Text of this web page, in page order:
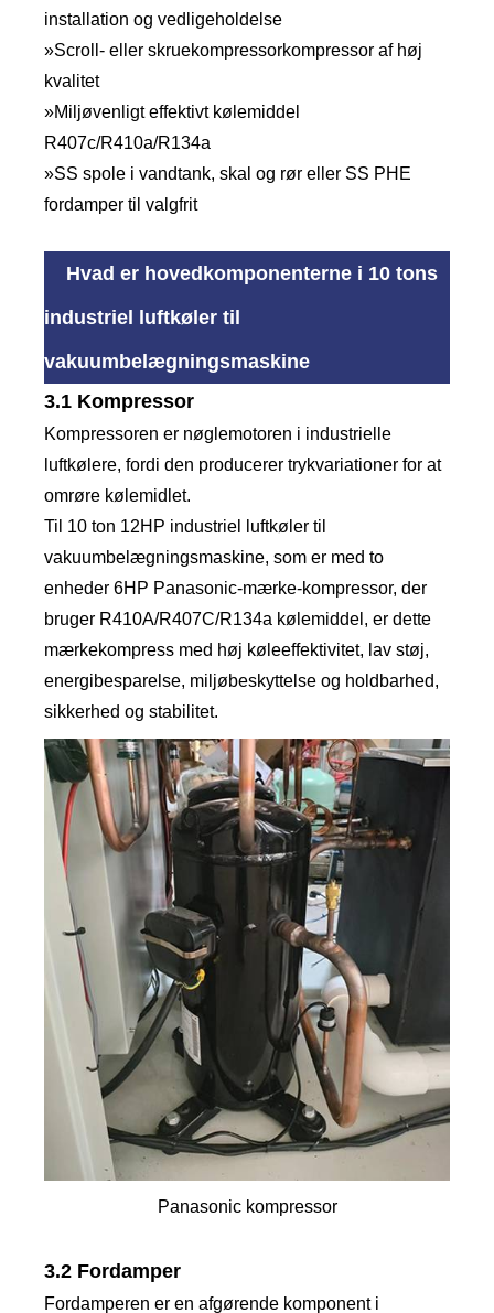
installation og vedligeholdelse
»Scroll- eller skruekompressorkompressor af høj
kvalitet
»Miljøvenligt effektivt kølemiddel
R407c/R410a/R134a
»SS spole i vandtank, skal og rør eller SS PHE
fordamper til valgfrit
Hvad er hovedkomponenterne i 10 tons
industriel luftkøler til
vakuumbelægningsmaskine
3.1 Kompressor
Kompressoren er nøglemotoren i industrielle
luftkølere, fordi den producerer trykvariationer for at
omrøre kølemidlet.
Til 10 ton 12HP industriel luftkøler til
vakuumbelægningsmaskine, som er med to
enheder 6HP Panasonic-mærke-kompressor, der
bruger R410A/R407C/R134a kølemiddel, er dette
mærkekompress med høj køleeffektivitet, lav støj,
energibesparelse, miljøbeskyttelse og holdbarhed,
sikkerhed og stabilitet.
Panasonic kompressor
3.2 Fordamper
Fordamperen er en afgørende komponent i